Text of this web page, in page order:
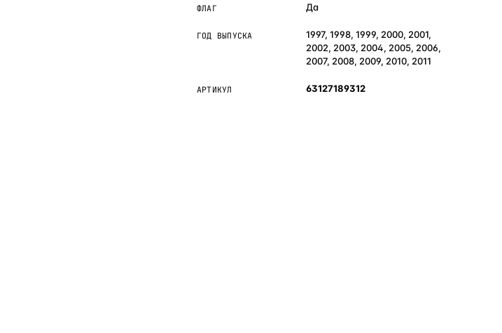
ФЛАГ Да
ГОД ВЫПУСКА
1997, 1998, 1999, 2000, 2001,
2002, 2003, 2004, 2005, 2006,
2007, 2008, 2009, 2010, 2011
АРТИКУЛ 63127189312